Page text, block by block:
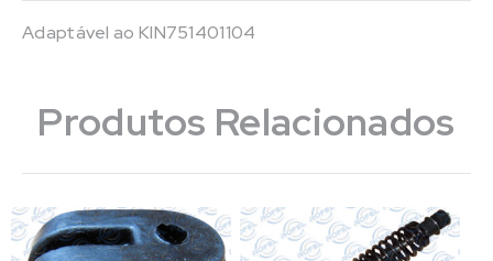
Adaptável ao KIN751401104
Produtos Relacionados